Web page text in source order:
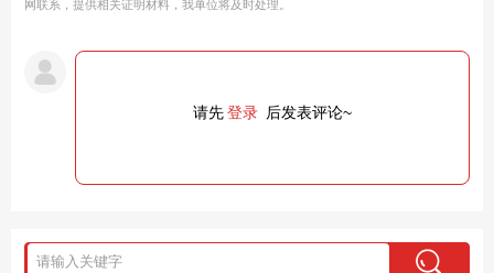
网联系，提供相关证明材料，我单位将及时处理。
请先登录 后发表评论~